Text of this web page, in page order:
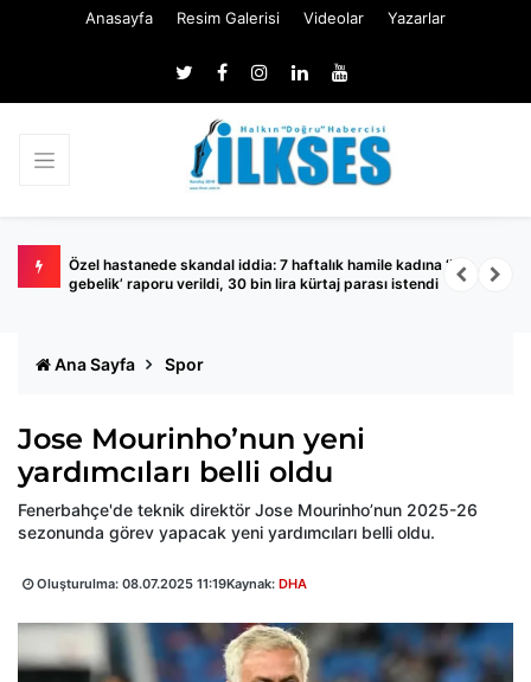
Anasayfa Resim Galerisi Videolar Yazarlar
Özel hastanede skandal iddia: 7 haftalık hamile kadına ‘boş
gebelik’ raporu verildi, 30 bin lira kürtaj parası istendi
Ana Sayfa Spor
Jose Mourinho’nun yeni
yardımcıları belli oldu
Fenerbahçe'de teknik direktör Jose Mourinho’nun 2025-26
sezonunda görev yapacak yeni yardımcıları belli oldu.
Oluşturulma: 08.07.2025 11:19Kaynak: DHA